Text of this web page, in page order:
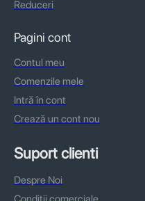
Reduceri
Pagini cont
Contul meu
Comenzile mele
Intră în cont
Crează un cont nou
Suport clienti
Despre Noi